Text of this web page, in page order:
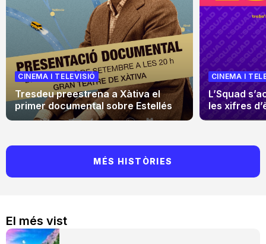
El més vist
CINEMA I TELEVISIÓ
Tresdeu preestrena a Xàtiva el
primer documental sobre Estellés
CINEMA I
L’Squad
les xifres
MÉS HISTÒRIES